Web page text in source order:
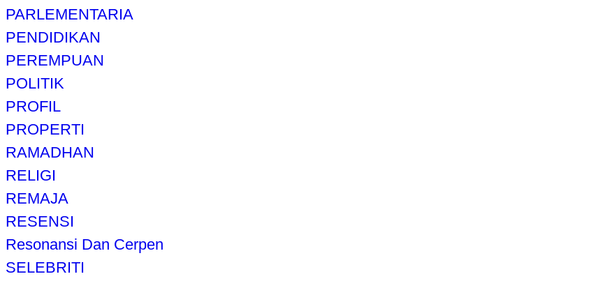
PARLEMENTARIA
PENDIDIKAN
PEREMPUAN
POLITIK
PROFIL
PROPERTI
RAMADHAN
RELIGI
REMAJA
RESENSI
Resonansi Dan Cerpen
SELEBRITI